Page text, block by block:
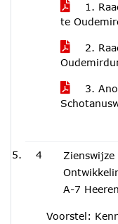
1.
te
2.
3.
4
Zienswijze
A-7
Voorstel: